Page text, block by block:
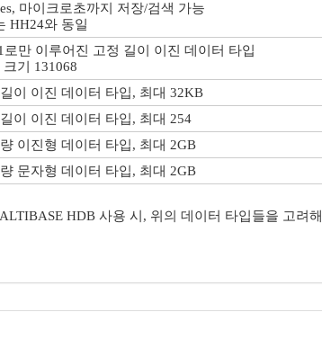
마이크로초까지 저장/검색 가능
HH24와 동일
로만 이루어진 고정 길이 이진 데이터 타입
크기 131068
이 이진 데이터 타입, 최대 32KB
이 이진 데이터 타입, 최대 254
이진형 데이터 타입, 최대 2GB
문자형 데이터 타입, 최대 2GB
HDB 사용 시, 위의 데이터 타입들을 고려